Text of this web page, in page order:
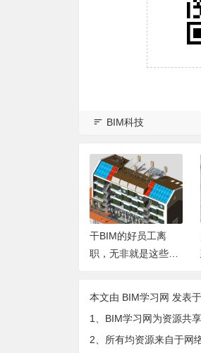
BIM科技
走进BIM技术：开启
建筑行业新纪元
本文由 BIM学习网 发表
1、BIM学习网为资源共
2、所有均资源来自于网